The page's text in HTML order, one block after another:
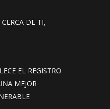
DE TI,
EL REGISTRO
MEJOR